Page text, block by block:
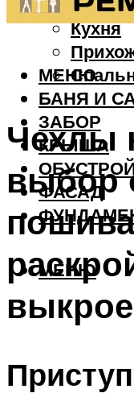
Кухня
БАНЯ И
ЗАБОР
КРЫША
ФАСАД
МЕНЮ
МЕНЮ
Чехлы
выбор